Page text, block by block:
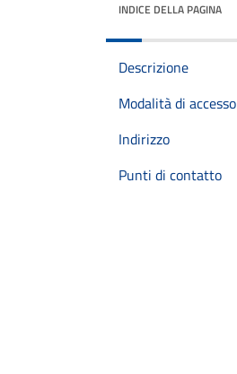
INDICE DELLA PAGINA
Descrizione
Modalità di accesso
Indirizzo
Punti di contatto